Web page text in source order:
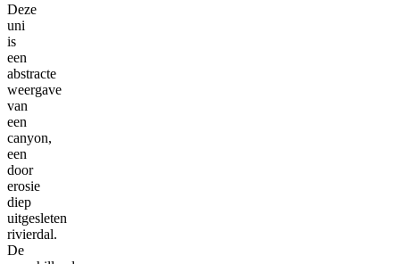
Deze
uni
is
een
abstracte
weergave
van
een
canyon,
een
door
erosie
diep
uitgesleten
rivierdal.
De